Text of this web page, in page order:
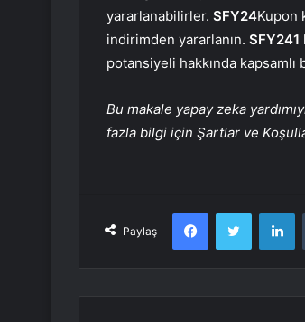
yararlanabilirler. SFY24Kupon
indirimden yararlanın. SFY241
potansiyeli hakkında kapsamlı
Bu makale yapay zeka
fazla bilgi için Şartlar ve
Paylaş
FacebookTwitter